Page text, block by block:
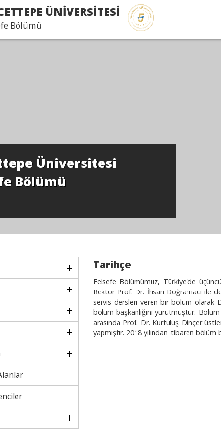
ÜNİVERSİTESİ
Bölümü
Üniversitesi
Bölümü
Tarihçe
Felsefe Bölümümüz, Türkiye’de
Rektör Prof. Dr. İhsan Doğramacı ile
servis dersleri veren bir bölüm olarak
bölüm başkanlığını yürütmüştür.
arasında Prof. Dr. Kurtuluş Dinçer
yapmıştır. 2018 yılından itibaren